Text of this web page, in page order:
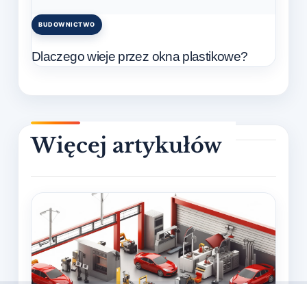
Posted
BUDOWNICTWO
Dlaczego wieje przez okna plastikowe?